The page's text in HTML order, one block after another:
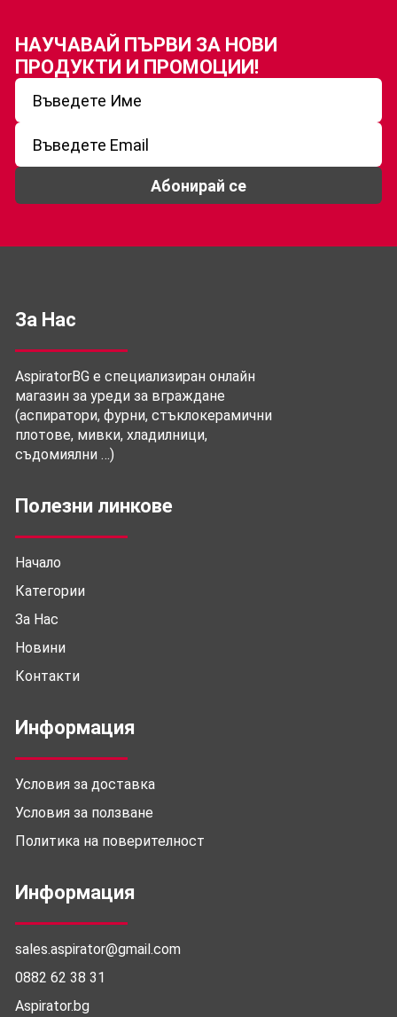
НАУЧАВАЙ ПЪРВИ ЗА НОВИ
ПРОДУКТИ И ПРОМОЦИИ!
Абонирай се
За Нас
AspiratorBG е специализиран онлайн
магазин за уреди за вграждане
(аспиратори, фурни, стъклокерамични
плотове, мивки, хладилници,
съдомиялни …)
Полезни линкове
Начало
Категории
За Нас
Новини
Контакти
Информация
Условия за доставка
Условия за ползване
Политика на поверителност
Информация
sales.aspirator@gmail.com
0882 62 38 31
Aspirator.bg